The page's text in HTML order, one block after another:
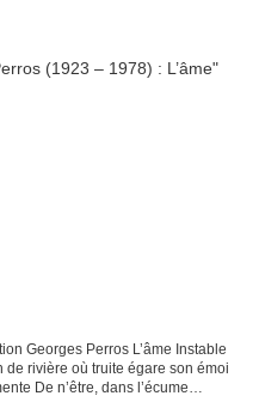
Georges Perros L’âme Instable
de rivière où truite égare son émoi
De n’être, dans l’écume